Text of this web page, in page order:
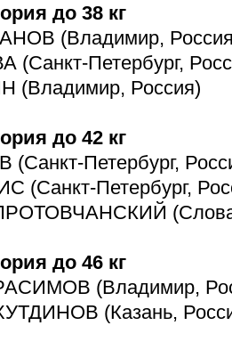
до 38 кг
(Владимир,
(Санкт-Петербург,
(Владимир, Россия)
до 42 кг
Петербург,
(Санкт-Петербург,
до 46 кг
(Владимир,
(Казань,